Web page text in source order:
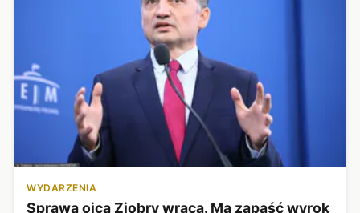
WYDARZENIA
Sprawa ojca Ziobry wraca. Ma zapaść wyrok